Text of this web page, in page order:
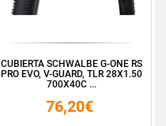
CUBIERTA SCHWALBE G-ONE RS
PRO EVO, V-GUARD, TLR 28X1.50
700X40C ...
76,20€